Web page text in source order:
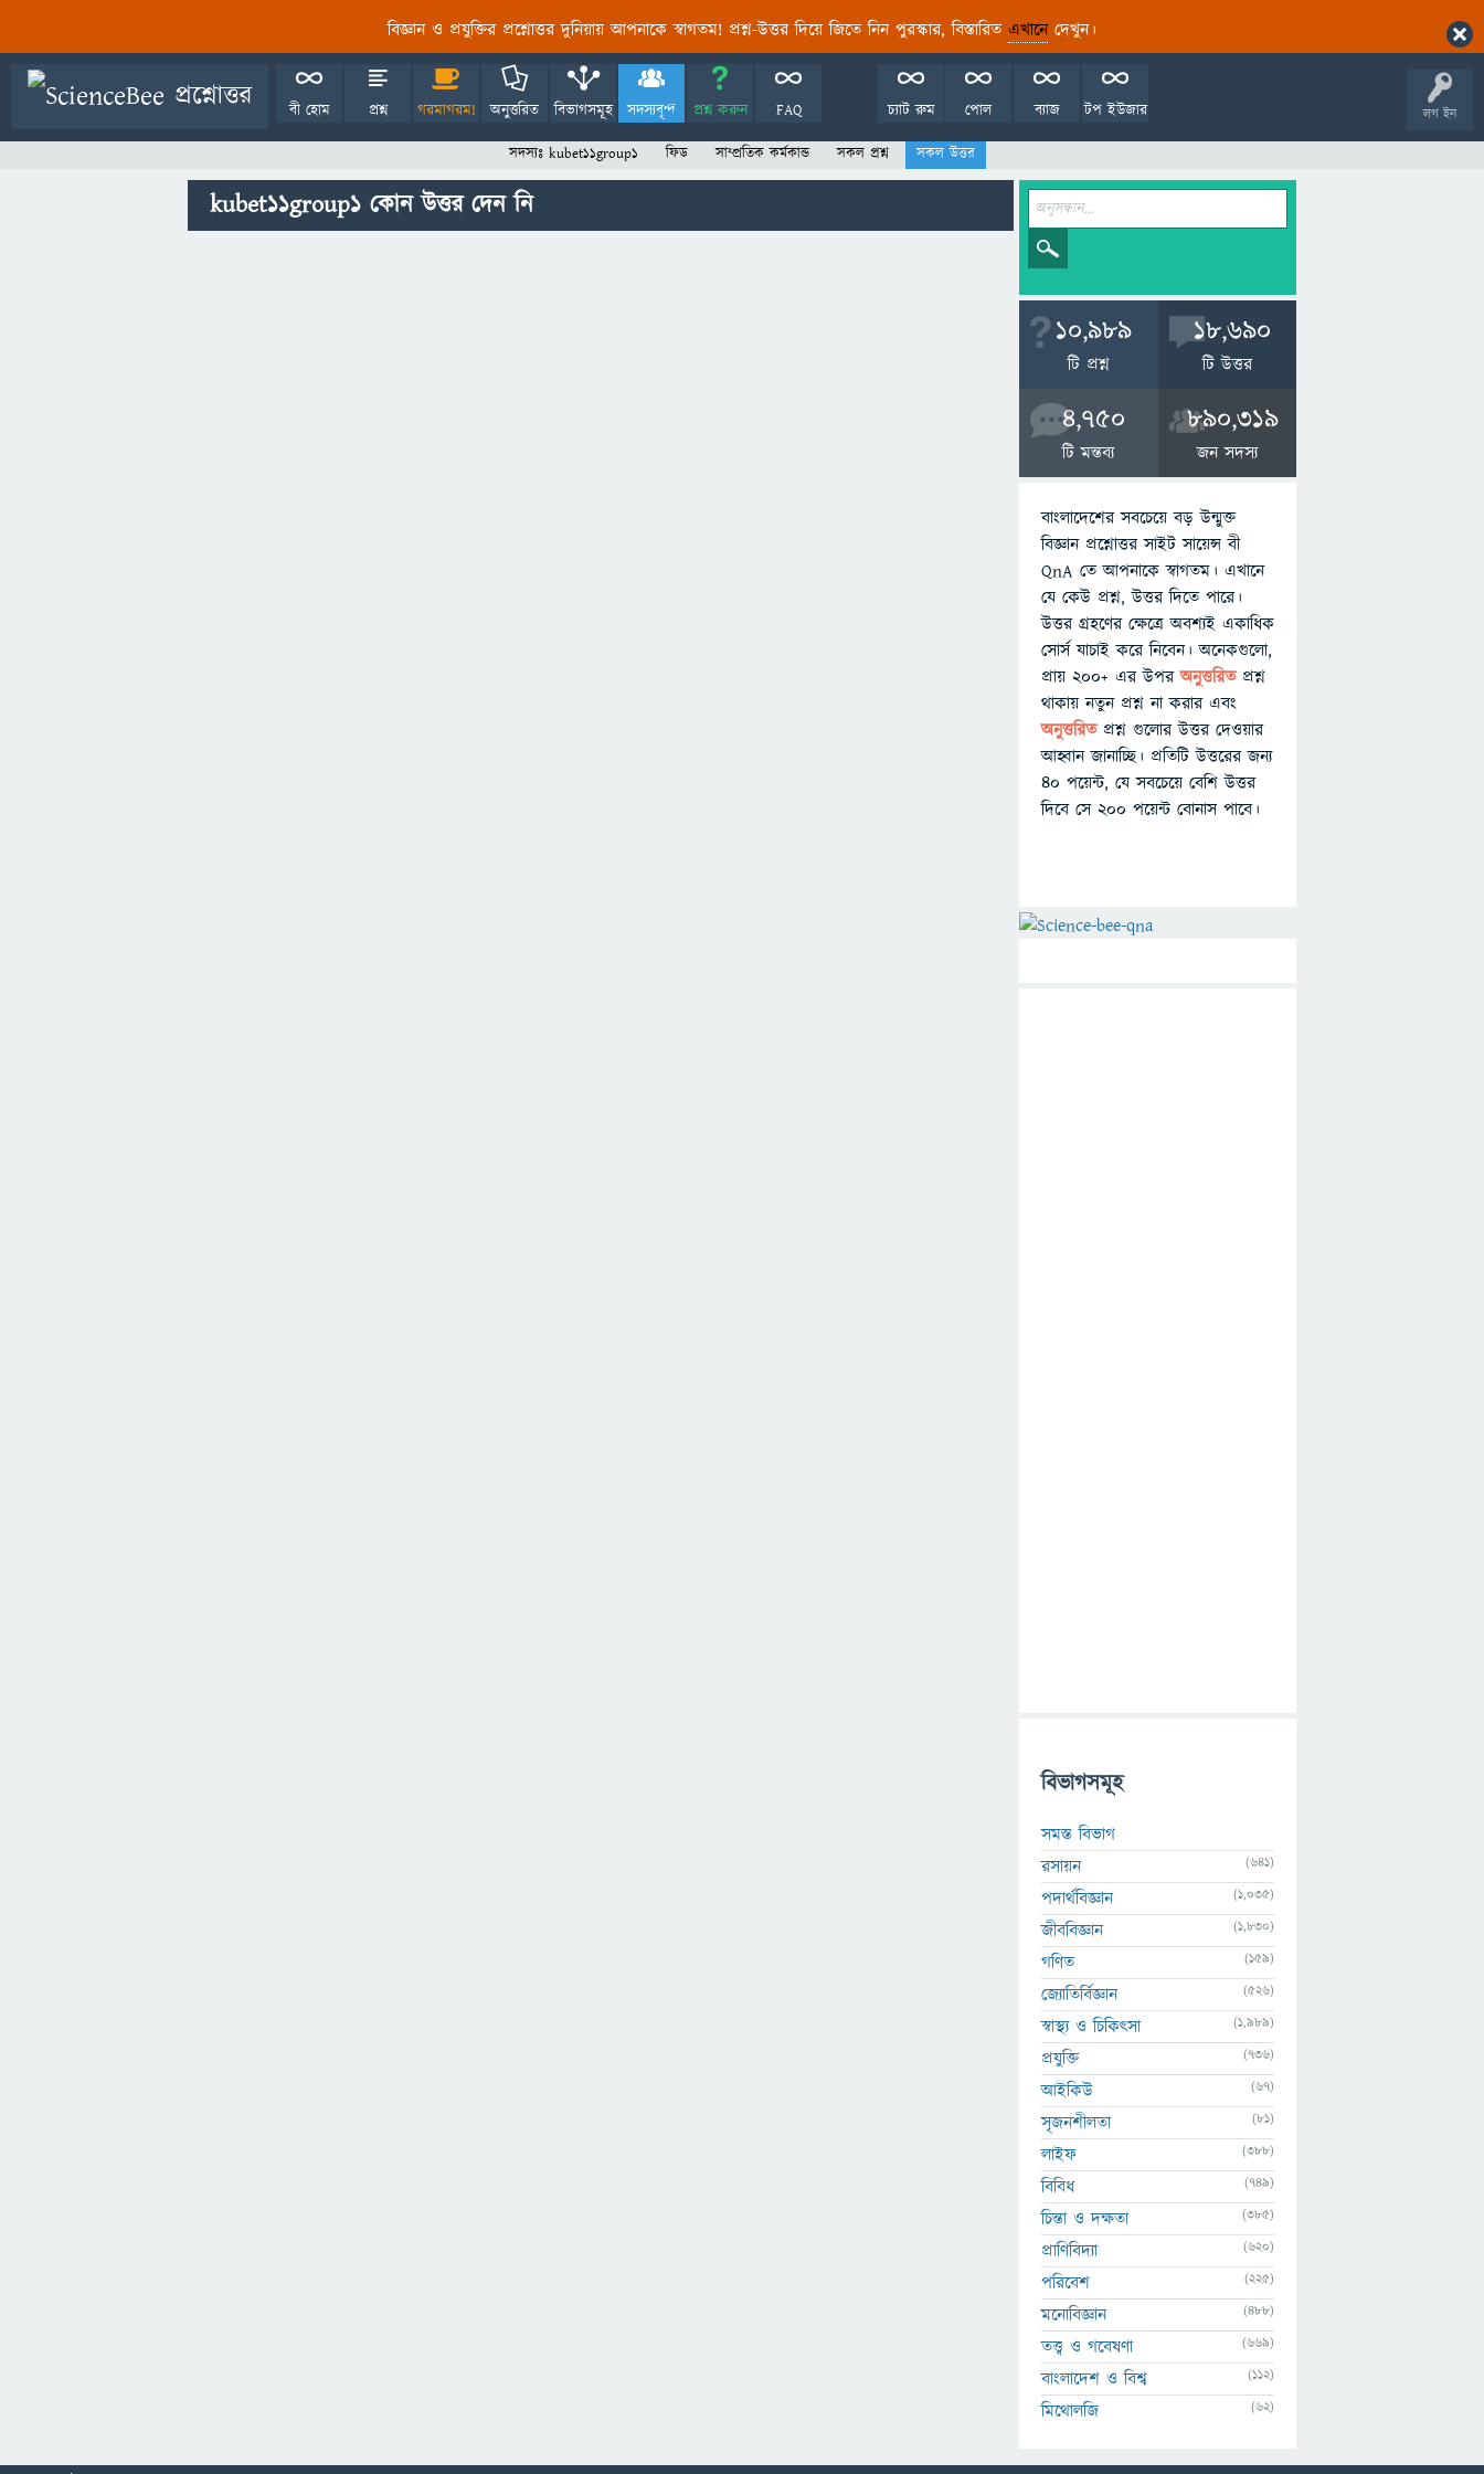
বিজ্ঞান ও প্রযুক্তির প্রশ্নোত্তর দুনিয়ায় আপনাকে স্বাগতম! প্রশ্ন-উত্তর দিয়ে জিতে নিন পুরস্কার, বিস্তারিত এখানেদেখুন।
লগ ইন
বী হোম প্রশ্ন গরমাগরম! অনুত্তরিত বিভাগসমূহ সদস্যবৃন্দ প্রশ্ন করুন FAQ টপ ইউজার
ব্যাজ
পোল
চ্যাট রুম
সদস্যঃ kubet11group1 ফিড সাম্প্রতিক কর্মকান্ড সকল প্রশ্ন সকল উত্তর
kubet11group1 কোন উত্তর দেন নি
10,989
টি প্রশ্ন
18,690
টি উত্তর
4,750
টি মন্তব্য
890,319
জন সদস্য
বাংলাদেশের সবচেয়ে বড় উন্মুক্ত
বিজ্ঞান প্রশ্নোত্তর সাইট সায়েন্স বী
QnA তে আপনাকে স্বাগতম। এখানে
যে কেউ প্রশ্ন, উত্তর দিতে পারে।
উত্তর গ্রহণের ক্ষেত্রে অবশ্যই একাধিক
সোর্স যাচাই করে নিবেন। অনেকগুলো,
প্রায় ২০০+ এর উপরঅনুত্তরিতপ্রশ্ন
থাকায় নতুন প্রশ্ন না করার এবং
অনুত্তরিত প্রশ্ন গুলোর উত্তর দেওয়ার
আহ্বান জানাচ্ছি। প্রতিটি উত্তরের জন্য
৪০ পয়েন্ট, যে সবচেয়ে বেশি উত্তর
দিবে সে ২০০ পয়েন্ট বোনাস পাবে।
বিভাগসমূহ
সমস্ত বিভাগ
রসায়ন
(641)
পদার্থবিজ্ঞান (1,035)
জীববিজ্ঞান (1,830)
গণিত (159)
জ্যোতির্বিজ্ঞান (526)
স্বাস্থ্য ও চিকিৎসা (1,989)
প্রযুক্তি (736)
আইকিউ (67)
সৃজনশীলতা (81)
লাইফ (388)
বিবিধ (749)
চিন্তা ও দক্ষতা (385)
প্রাণিবিদ্যা (620)
পরিবেশ (225)
মনোবিজ্ঞান (488)
তত্ত্ব ও গবেষণা (669)
বাংলাদেশ ও বিশ্ব (112)
মিথোলজি (62)